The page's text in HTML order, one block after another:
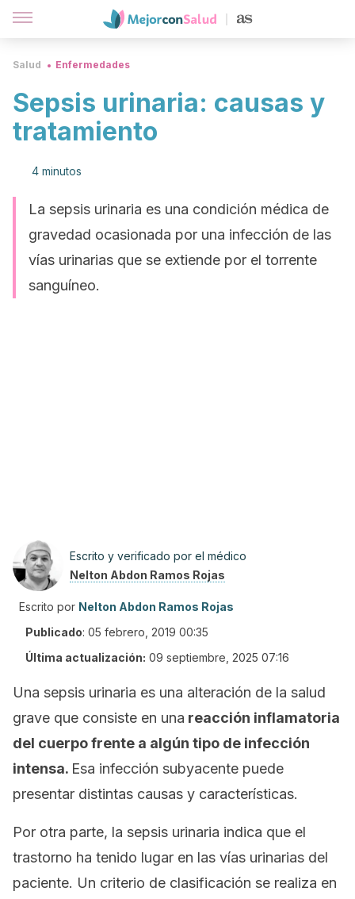
Salud Enfermedades
Sepsis urinaria: causas y
tratamiento
4 minutos
La sepsis urinaria es una condición médica de
gravedad ocasionada por una infección de las
vías urinarias que se extiende por el torrente
sanguíneo.
Escrito y verificado por el médico
Nelton Abdon Ramos Rojas
Escrito por Nelton Abdon Ramos Rojas
Publicado: 05 febrero, 2019 00:35
Última actualización: 09 septiembre, 2025 07:16
Una sepsis urinaria es una alteración de la salud
grave que consiste en una reacción inflamatoria
del cuerpo frente a algún tipo de infección
intensa. Esa infección subyacente puede
presentar distintas causas y características.
Por otra parte, la sepsis urinaria indica que el
trastorno ha tenido lugar en las vías urinarias del
paciente. Un criterio de clasificación se realiza en